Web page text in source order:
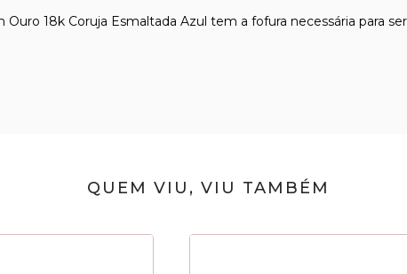
18k Coruja Esmaltada Azul tem a fofura necessária para
QUEM VIU, VIU TAMBÉM